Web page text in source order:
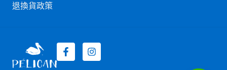
退換貨政策